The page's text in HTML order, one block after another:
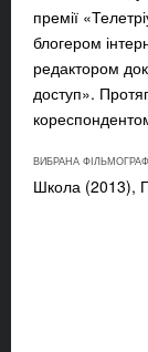
премії
блогером
редактором
доступ».
ВИБРАНА
Школа (2013),